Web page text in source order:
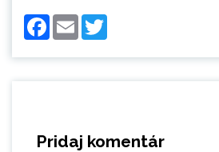
Facebook
Email
Pridaj komentár